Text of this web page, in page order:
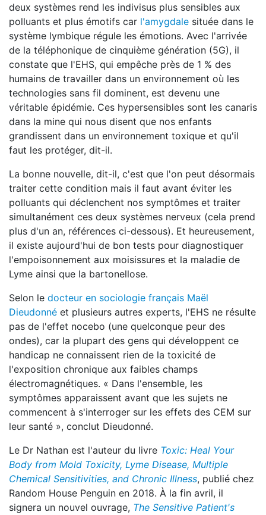
deux systèmes rend les indivisus plus sensibles aux
polluants et plus émotifs car l'amygdale située dans le
système lymbique régule les émotions. Avec l'arrivée
de la téléphonique de cinquième génération (5G), il
constate que l'EHS, qui empêche près de 1 % des
humains de travailler dans un environnement où les
technologies sans fil dominent, est devenu une
véritable épidémie. Ces hypersensibles sont les canaris
dans la mine qui nous disent que nos enfants
grandissent dans un environnement toxique et qu'il
faut les protéger, dit-il.
La bonne nouvelle, dit-il, c'est que l'on peut désormais
traiter cette condition mais il faut avant éviter les
polluants qui déclenchent nos symptômes et traiter
simultanément ces deux systèmes nerveux (cela prend
plus d'un an, références ci-dessous). Et heureusement,
il existe aujourd'hui de bon tests pour diagnostiquer
l'empoisonnement aux moisissures et la maladie de
Lyme ainsi que la bartonellose.
Selon le docteur en sociologie français Maël
Dieudonné et plusieurs autres experts, l'EHS ne résulte
pas de l'effet nocebo (une quelconque peur des
ondes), car la plupart des gens qui développent ce
handicap ne connaissent rien de la toxicité de
l'exposition chronique aux faibles champs
électromagnétiques. « Dans l'ensemble, les
symptômes apparaissent avant que les sujets ne
commencent à s'interroger sur les effets des CEM sur
leur santé », conclut Dieudonné.
Le Dr Nathan est l'auteur du livre Toxic: Heal Your
Body from Mold Toxicity, Lyme Disease, Multiple
Chemical Sensitivities, and Chronic Illness, publié chez
Random House Penguin en 2018. À la fin avril, il
signera un nouvel ouvrage, The Sensitive Patient's